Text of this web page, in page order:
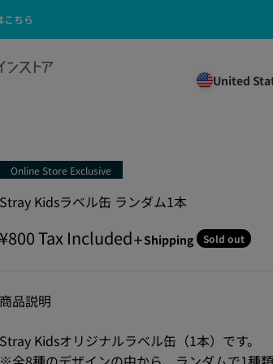
こちら
United
Online Store Exclusive
Stray Kidsラベル缶 ランダム1本
Sale price
¥800Tax Included＋Shipping Sold out
商品説明
Stray Kidsオリジナルラベル缶（1本）です。